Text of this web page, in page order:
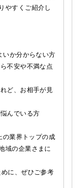
やすくご紹介し
いか分からない方
不安や不満な点
ど、お相手が見
んでいる方
の業界トップの成
域の企業さまに
に、ぜひご参考